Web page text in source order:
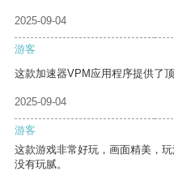
2025-09-04
游客
这款加速器VPM应用程序提供了
2025-09-04
游客
这款游戏非常好玩，画面精美，
没有玩腻。